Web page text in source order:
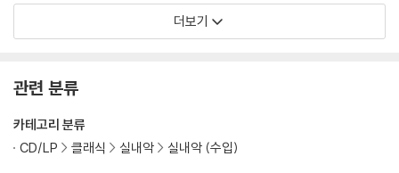
erto) [LP]
더보기
관련 분류
카테고리 분류
CD/LP
클래식 실내악 실내악 (수입)